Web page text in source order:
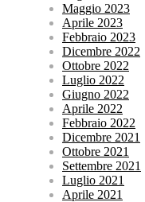
Maggio 2023
Aprile 2023
Febbraio 2023
Dicembre 2022
Ottobre 2022
Luglio 2022
Giugno 2022
Aprile 2022
Febbraio 2022
Dicembre 2021
Ottobre 2021
Settembre 2021
Luglio 2021
Aprile 2021